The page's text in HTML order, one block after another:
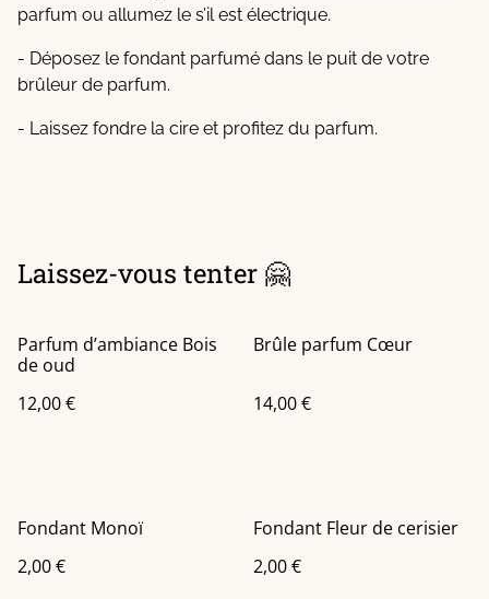
parfum ou allumez le s’il est électrique.
- Déposez le fondant parfumé dans le puit de votre
brûleur de parfum.
- Laissez fondre la cire et profitez du parfum.
Laissez-vous tenter 🤗
Parfum d’ambiance Bois
de oud
12,00 €
Brûle parfum Cœur
14,00 €
Fondant Monoï
2,00 €
Fondant Fleur de cerisier
2,00 €